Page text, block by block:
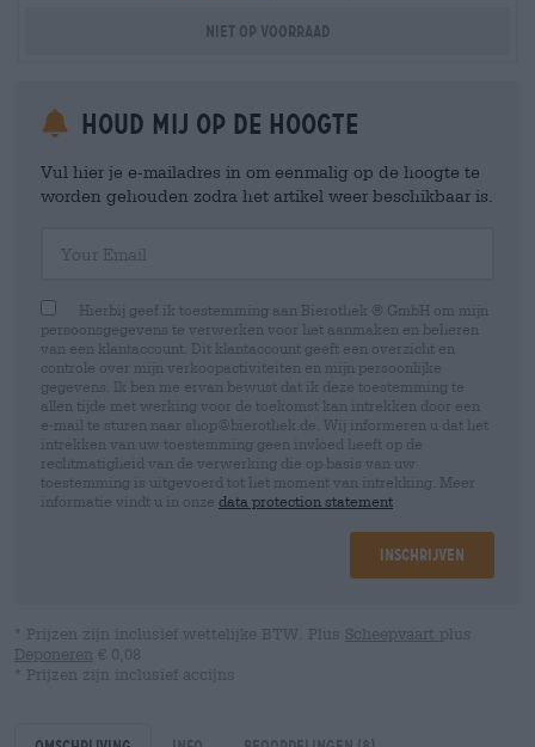
Niet op voorraad
Houd mij op de hoogte
Vul hier je e-mailadres in om eenmalig op de hoogte te
worden gehouden zodra het artikel weer beschikbaar is.
Hierbij geef ik toestemming aan Bierothek ® GmbH om mijn
persoonsgegevens te verwerken voor het aanmaken en beheren
van een klantaccount. Dit klantaccount geeft een overzicht en
controle over mijn verkoopactiviteiten en mijn persoonlijke
gegevens. Ik ben me ervan bewust dat ik deze toestemming te
allen tijde met werking voor de toekomst kan intrekken door een
e-mail te sturen naar shop@bierothek.de. Wij informeren u dat het
intrekken van uw toestemming geen invloed heeft op de
rechtmatigheid van de verwerking die op basis van uw
toestemming is uitgevoerd tot het moment van intrekking. Meer
informatie vindt u in onze data protection statement
Inschrijven
* Prijzen zijn inclusief wettelijke BTW. Plus Scheepvaart plus
Deponeren € 0,08
* Prijzen zijn inclusief accijns